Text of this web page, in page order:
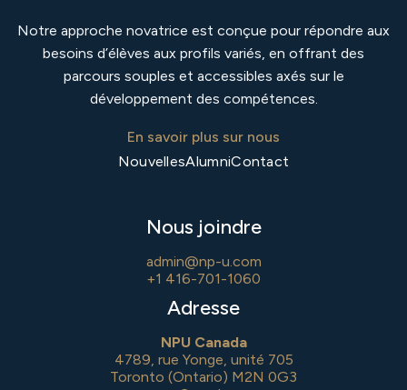
Notre approche novatrice est conçue pour répondre aux
besoins d’élèves aux profils variés, en offrant des
parcours souples et accessibles axés sur le
développement des compétences.
En savoir plus sur nous
NouvellesAlumniContact
Nous joindre
admin@np-u.com
+1 416-701-1060
Adresse
NPU Canada
4789, rue Yonge, unité 705
Toronto (Ontario) M2N 0G3